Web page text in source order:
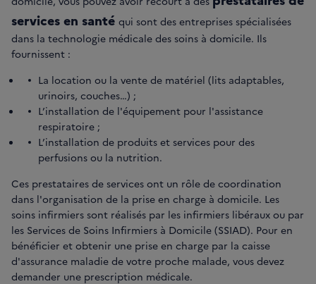
services en santé qui sont des entreprises spécialisées
dans la technologie médicale des soins à domicile. Ils
fournissent :
La location ou la vente de matériel (lits adaptables,
urinoirs, couches…) ;
L’installation de l'équipement pour l'assistance
respiratoire ;
L’installation de produits et services pour des
perfusions ou la nutrition.
Ces prestataires de services ont un rôle de coordination
dans l'organisation de la prise en charge à domicile. Les
soins infirmiers sont réalisés par les infirmiers libéraux ou par
les Services de Soins Infirmiers à Domicile (SSIAD). Pour en
bénéficier et obtenir une prise en charge par la caisse
d'assurance maladie de votre proche malade, vous devez
demander une prescription médicale.